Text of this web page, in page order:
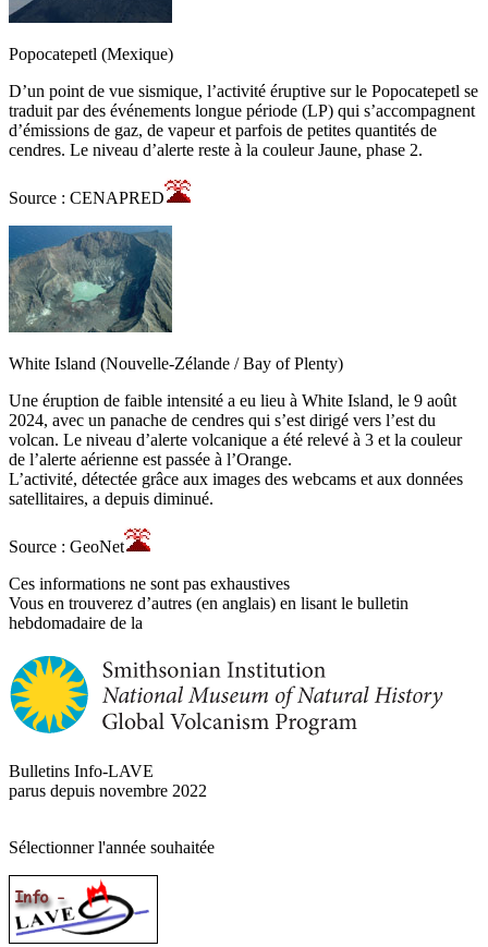
Popocatepetl (Mexique)
D’un point de vue sismique, l’activité éruptive sur le Popocatepetl se
traduit par des événements longue période (LP) qui s’accompagnent
d’émissions de gaz, de vapeur et parfois de petites quantités de
cendres. Le niveau d’alerte reste à la couleur Jaune, phase 2.
Source : CENAPRED
White Island (Nouvelle-Zélande / Bay of Plenty)
Une éruption de faible intensité a eu lieu à White Island, le 9 août
2024, avec un panache de cendres qui s’est dirigé vers l’est du
volcan. Le niveau d’alerte volcanique a été relevé à 3 et la couleur
de l’alerte aérienne est passée à l’Orange.
L’activité, détectée grâce aux images des webcams et aux données
satellitaires, a depuis diminué.
Source : GeoNet
Ces informations ne sont pas exhaustives
Vous en trouverez d’autres (en anglais) en lisant le bulletin
hebdomadaire de la
Bulletins Info-LAVE
parus depuis novembre 2022
Sélectionner l'année souhaitée